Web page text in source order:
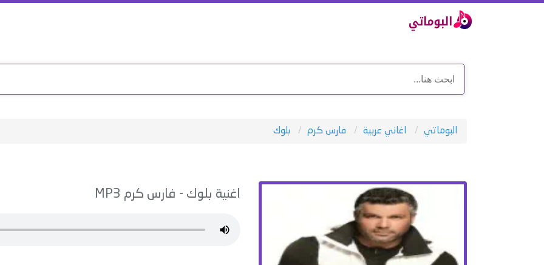
البوماتي اغاني عربية فارس كرم بلوك
اغنية بلوك - فارس كرم